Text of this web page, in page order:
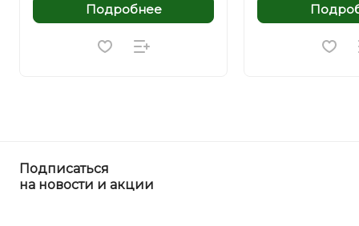
Подробнее
Подписаться
на новости и акции